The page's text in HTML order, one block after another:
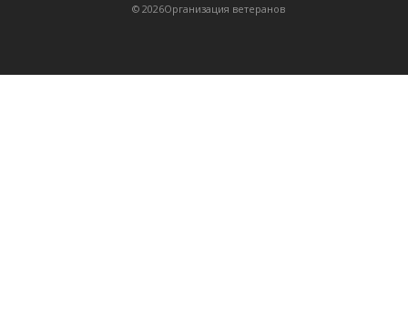
© 2026Организация ветеранов